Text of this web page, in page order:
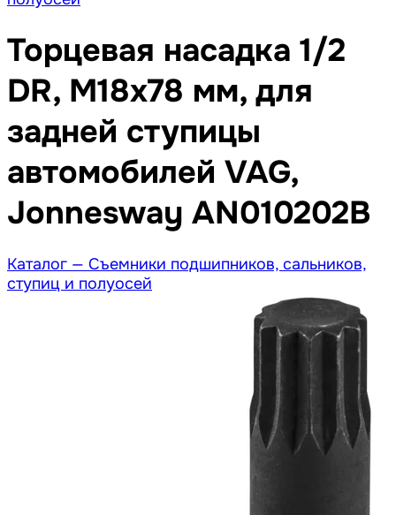
Торцевая насадка 1/2
DR, M18x78 мм, для
задней ступицы
автомобилей VAG,
Jonnesway AN010202B
Каталог — Съемники подшипников, сальников,
ступиц и полуосей